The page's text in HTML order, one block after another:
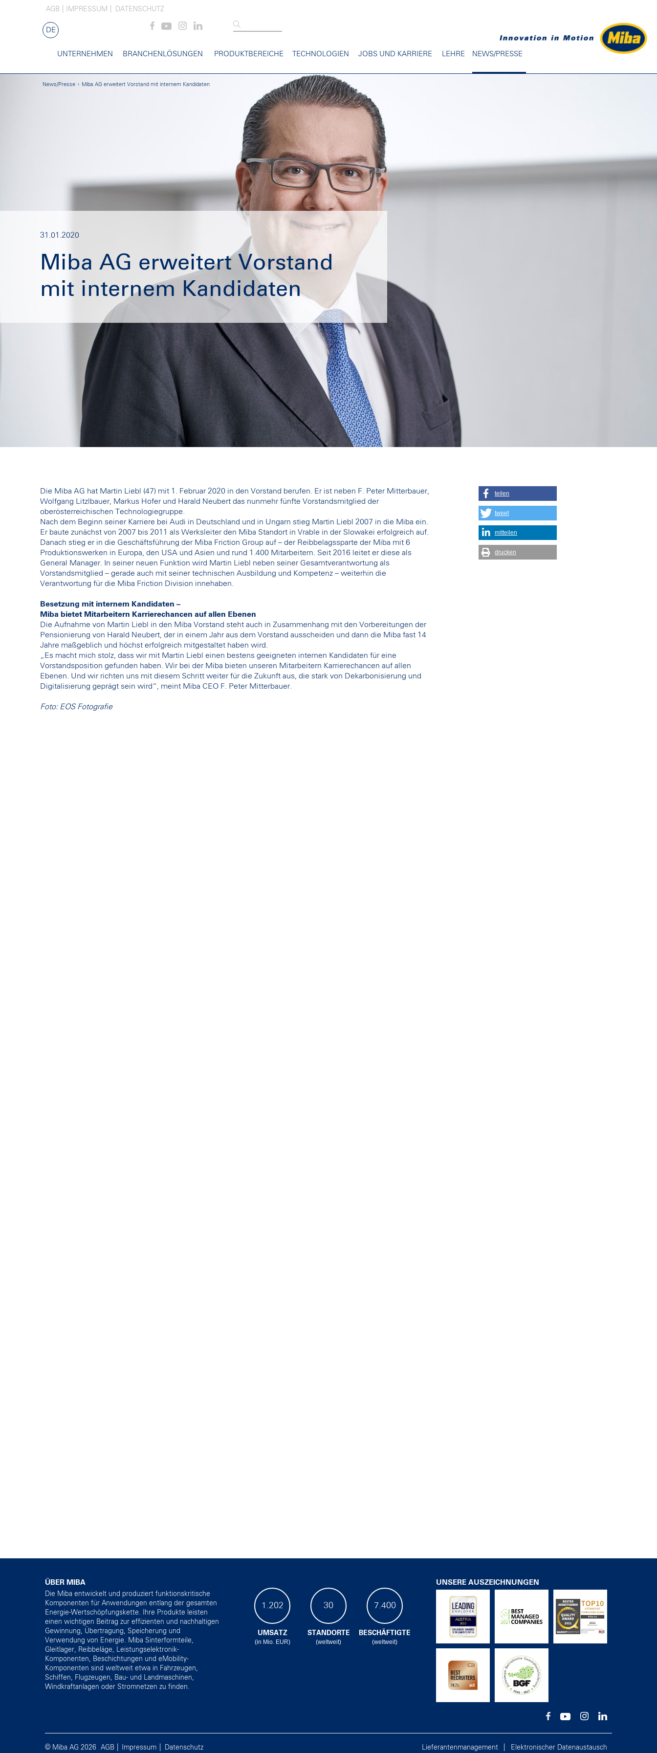
AGB IMPRESSUM DATENSCHUTZ
DE
UNTERNEHMEN BRANCHENLÖSUNGEN PRODUKTBEREICHE TECHNOLOGIEN JOBS UND KARRIERE LEHRE NEWS/PRESSE
News/Presse Miba AG erweitert Vorstand mit internem Kandidaten
31.01.2020
Miba AG erweitert Vorstand
mit internem Kandidaten
Die Miba AG hat Martin Liebl (47) mit 1. Februar 2020 in den Vorstand berufen. Er ist neben F. Peter Mitterbauer,
Wolfgang Litzlbauer, Markus Hofer und Harald Neubert das nunmehr fünfte Vorstandsmitglied der
oberösterreichischen Technologiegruppe.
Nach dem Beginn seiner Karriere bei Audi in Deutschland und in Ungarn stieg Martin Liebl 2007 in die Miba ein.
Er baute zunächst von 2007 bis 2011 als Werksleiter den Miba Standort in Vrable in der Slowakei erfolgreich auf.
Danach stieg er in die Geschäftsführung der Miba Friction Group auf – der Reibbelagssparte der Miba mit 6
Produktionswerken in Europa, den USA und Asien und rund 1.400 Mitarbeitern. Seit 2016 leitet er diese als
General Manager. In seiner neuen Funktion wird Martin Liebl neben seiner Gesamtverantwortung als
Vorstandsmitglied – gerade auch mit seiner technischen Ausbildung und Kompetenz – weiterhin die
Verantwortung für die Miba Friction Division innehaben.
Besetzung mit internem Kandidaten –
Miba bietet Mitarbeitern Karrierechancen auf allen Ebenen
Die Aufnahme von Martin Liebl in den Miba Vorstand steht auch in Zusammenhang mit den Vorbereitungen der
Pensionierung von Harald Neubert, der in einem Jahr aus dem Vorstand ausscheiden und dann die Miba fast 14
Jahre maßgeblich und höchst erfolgreich mitgestaltet haben wird.
„Es macht mich stolz, dass wir mit Martin Liebl einen bestens geeigneten internen Kandidaten für eine
Vorstandsposition gefunden haben. Wir bei der Miba bieten unseren Mitarbeitern Karrierechancen auf allen
Ebenen. Und wir richten uns mit diesem Schritt weiter für die Zukunft aus, die stark von Dekarbonisierung und
Digitalisierung geprägt sein wird“, meint Miba CEO F. Peter Mitterbauer.
Foto: EOS Fotografie
teilen
tweet
mitteilen
drucken
ÜBER MIBA
Die Miba entwickelt und produziert funktionskritische
Komponenten für Anwendungen entlang der gesamten
Energie-Wertschöpfungskette. Ihre Produkte leisten
einen wichtigen Beitrag zur effizienten und nachhaltigen
Gewinnung, Übertragung, Speicherung und
Verwendung von Energie. Miba Sinterformteile,
Gleitlager, Reibbeläge, Leistungselektronik-
Komponenten, Beschichtungen und eMobility-
Komponenten sind weltweit etwa in Fahrzeugen,
Schiffen, Flugzeugen, Bau- und Landmaschinen,
Windkraftanlagen oder Stromnetzen zu finden.
1.202
UMSATZ
(in Mio. EUR)
30
STANDORTE
(weltweit)
7.400
BESCHÄFTIGTE
(weltweit)
UNSERE AUSZEICHNUNGEN
© Miba AG 2026 AGB Impressum Datenschutz Lieferantenmanagement Elektronischer Datenaustausch